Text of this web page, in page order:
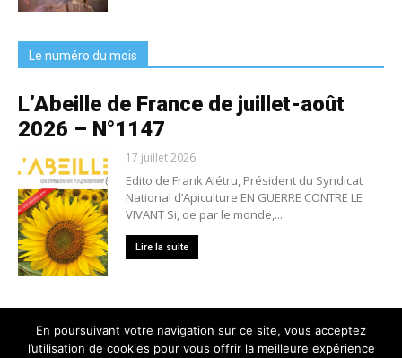
Le numéro du mois
L’Abeille de France de juillet-août
2026 – N°1147
17 juillet 2026
Edito de Frank Alétru, Président du Syndicat
National d’Apiculture EN GUERRE CONTRE LE
VIVANT Si, de par le monde,...
Lire la suite
Nous contacter Conditions générales de vente
En poursuivant votre navigation sur ce site, vous acceptez
l’utilisation de cookies pour vous offrir la meilleure expérience